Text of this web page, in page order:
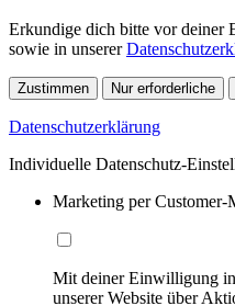
Erkundige dich bitte vor deiner
sowie in unserer
Zustimmen Nur erforderliche
Datenschutzerklärung
Individuelle Datenschutz-
Marketing per Customer-
Mit deiner Einwilligung
unserer Website über